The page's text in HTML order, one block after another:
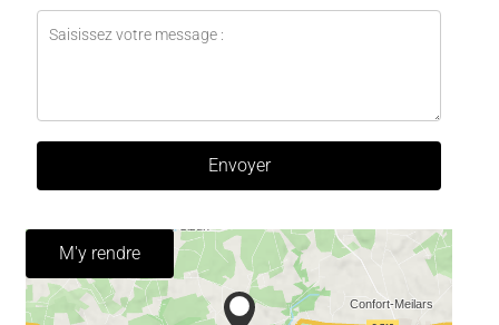
Envoyer
M'y rendre